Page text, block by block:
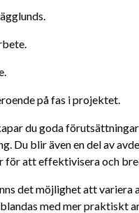
på fas i projektet.
du goda
Du blir även en del av
för att effektivisera och
det möjlighet att
med mer praktiskt